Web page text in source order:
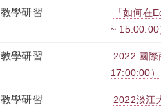
教學研習
「如何在
~ 15:00:00
教學研習
2022 國
17:00:00）
教學研習
2022淡江